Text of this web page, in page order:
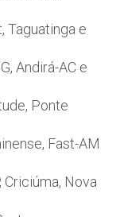
Taguatinga e
Andirá-AC e
Ponte
Fast-AM
Criciúma, Nova